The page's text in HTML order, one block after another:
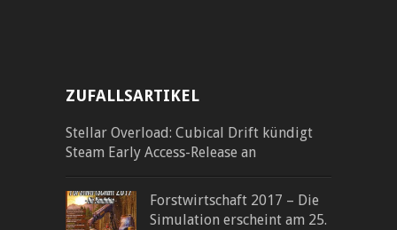
ZUFALLSARTIKEL
Stellar Overload: Cubical Drift kündigt
Steam Early Access-Release an
Forstwirtschaft 2017 – Die
Simulation erscheint am 25.